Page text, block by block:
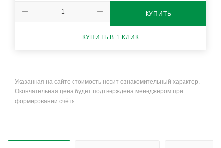
КУПИТЬ
КУПИТЬ В 1 КЛИК
Указанная на сайте стоимость носит ознакомительный характер.
Окончательная цена будет подтверждена менеджером при
формировании счёта.